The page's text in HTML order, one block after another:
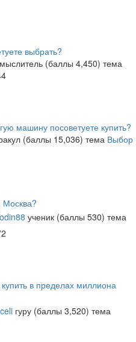
выбрать?
мыслитель (баллы 4,450) тема
машину посоветуете купить?
(баллы 15,036) тема Выбор
Москва?
ученик (баллы 530) тема
в пределах миллиона
гуру (баллы 3,520) тема